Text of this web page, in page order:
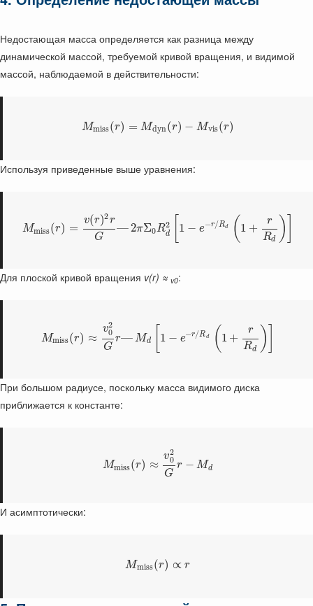
Недостающая масса определяется как разница между
динамической массой, требуемой кривой вращения, и видимой
массой, наблюдаемой в действительности:
Mmiss(r) = Mdyn(r) − Mvis(r)
Используя приведенные выше уравнения:
Mmiss(r) =
v(r)2r
G
— 2πΣ0R2
d 1 − e−r/Rd ( 1 +
r
Rd )
Для плоской кривой вращения v(r) ≈ v0:
Mmiss(r) ≈
v2
0
G
r— Md 1 − e−r/Rd ( 1 +
r
Rd )
При большом радиусе, поскольку масса видимого диска
приближается к константе:
Mmiss(r) ≈
v2
0
G
r − Md
И асимптотически:
Mmiss(r) ∝ r